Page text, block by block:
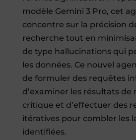
modèle Gemini 3 Pro, cet
concentre sur la précision
recherche tout en
de type hallucinations qui
les données. Ce nouvel
de formuler des requêtes
d’examiner les résultats de
critique et d’effectuer des
itératives pour combler les
identifiées.